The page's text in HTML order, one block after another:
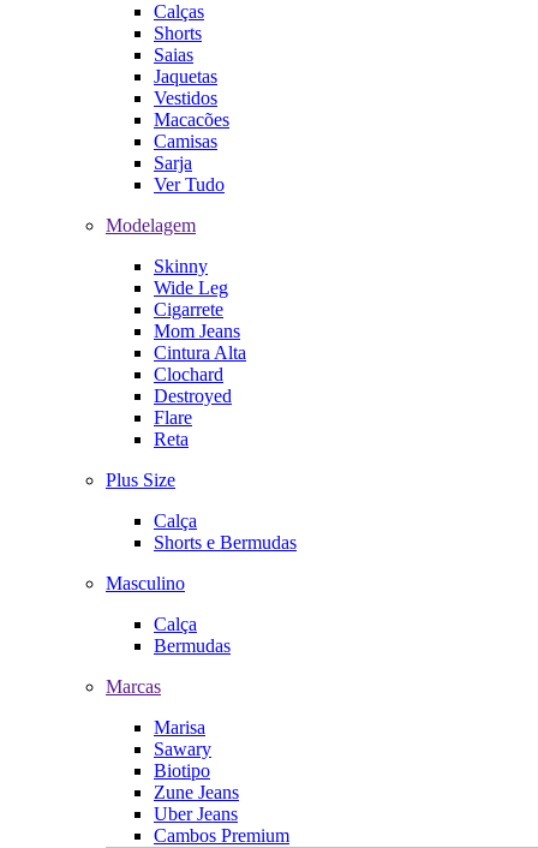
Calças
Shorts
Saias
Jaquetas
Vestidos
Macacões
Camisas
Sarja
Ver Tudo
Modelagem
Skinny
Wide Leg
Cigarrete
Mom Jeans
Cintura Alta
Clochard
Destroyed
Flare
Reta
Plus Size
Calça
Shorts e Bermudas
Masculino
Calça
Bermudas
Marcas
Marisa
Sawary
Biotipo
Zune Jeans
Uber Jeans
Cambos Premium